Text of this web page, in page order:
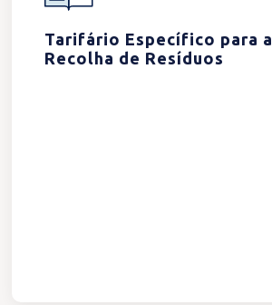
Tarifário Específico para a
Recolha de Resíduos